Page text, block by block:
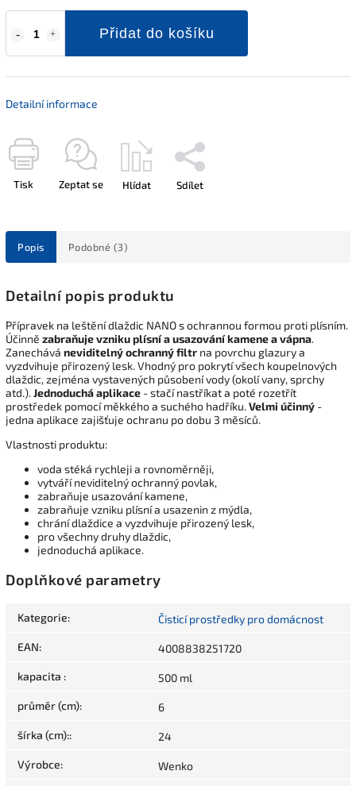
Přidat do košíku
Detailní informace
Tisk Zeptat se Hlídat Sdílet
Popis Podobné (3)
Detailní popis produktu
Přípravek na leštění dlaždic NANO s ochrannou formou proti plísním.
Účinně zabraňuje vzniku plísní a usazování kamene a vápna.
Zanechává neviditelný ochranný filtr na povrchu glazury a
vyzdvihuje přirozený lesk. Vhodný pro pokrytí všech koupelnových
dlaždic, zejména vystavených působení vody (okolí vany, sprchy
atd.).Jednoduchá aplikace - stačí nastříkat a poté rozetřít
prostředek pomocí měkkého a suchého hadříku.Velmi účinný -
jedna aplikace zajišťuje ochranu po dobu 3 měsíců.
Vlastnosti produktu:
voda stéká rychleji a rovnoměrněji,
vytváří neviditelný ochranný povlak,
zabraňuje usazování kamene,
zabraňuje vzniku plísní a usazenin z mýdla,
chrání dlaždice a vyzdvihuje přirozený lesk,
pro všechny druhy dlaždic,
jednoduchá aplikace.
Doplňkové parametry
Kategorie: Čisticí prostředky pro domácnost
EAN: 4008838251720
kapacita : 500 ml
průměr (cm): 6
šírka (cm):: 24
Výrobce: Wenko